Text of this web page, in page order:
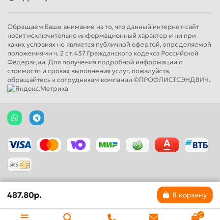
Обращаем Ваше внимание на то, что данный интернет-сайт
носит исключительно информационный характер и ни при
каких условиях не является публичной офертой, определяемой
положениями ч. 2 ст. 437 Гражданского кодекса Российской
Федерации. Для получения подробной информации о
стоимости и сроках выполнения услуг, пожалуйста,
обращайтесь к сотрудникам компании ©ПРОФЛИСТСЭНДВИЧ.
487.80р. В корзину
0